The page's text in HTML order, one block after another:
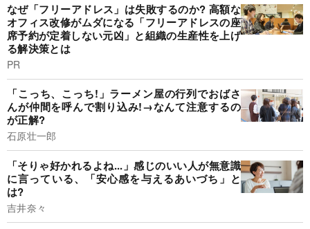
なぜ「フリーアドレス」は失敗するのか? 高額な
オフィス改修がムダになる「フリーアドレスの座
席予約が定着しない元凶」と組織の生産性を上げ
る解決策とは
PR
「こっち、こっち!」ラーメン屋の行列でおばさ
んが仲間を呼んで割り込み!→なんて注意するの
が正解?
石原壮一郎
「そりゃ好かれるよね...」感じのいい人が無意識
に言っている、「安心感を与えるあいづち」と
は?
吉井奈々